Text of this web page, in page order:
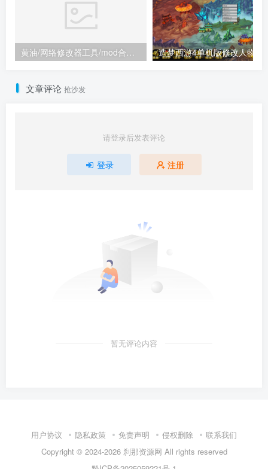
黄油/网络修改器工具/mod合集（点进来查看）
文章评论 抢沙发
请登录后发表评论
登录 注册
暂无评论内容
用户协议 隐私政策 免责声明 侵权删除
联系我们
Copyright © 2024-2026 刹那资源网 All rights reserved